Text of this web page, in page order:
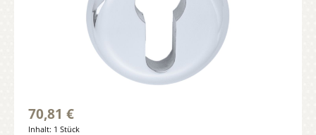
70,81 €
Inhalt: 1 Stück